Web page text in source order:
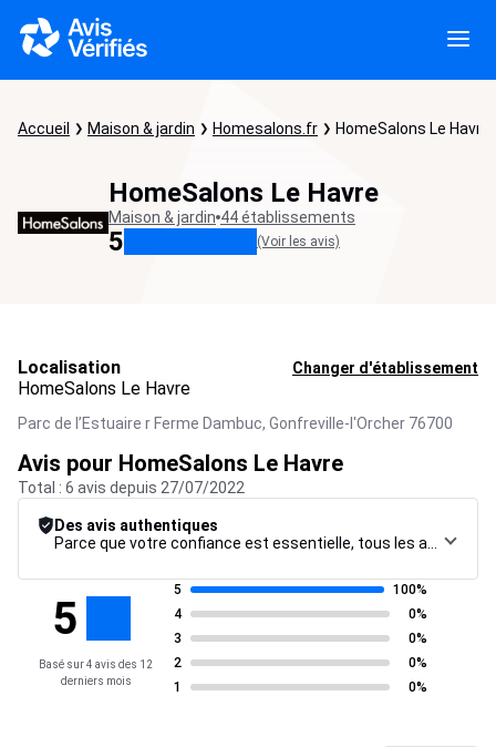
Accueil Maison & jardin Homesalons.fr HomeSalons Le Havre
HomeSalons Le Havre
Maison & jardin 44 établissements
5 (Voir les avis)
Localisation Changer d'établissement
HomeSalons Le Havre
Parc de l’Estuaire r Ferme Dambuc, Gonfreville-l'Orcher 76700
Avis pour HomeSalons Le Havre
Total : 6 avis depuis 27/07/2022
Des avis authentiques
5
Basé sur 4 avis des 12
derniers mois
5
100%
4
0%
3
0%
2
0%
1
0%